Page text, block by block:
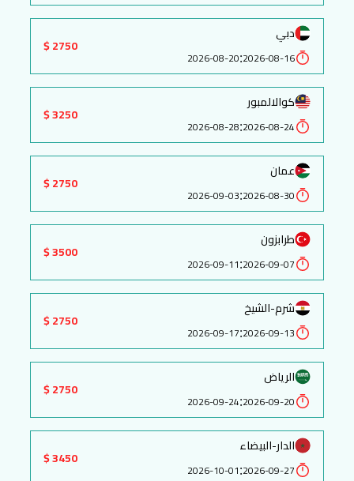
دبي
2026-08-16
:
2026-08-20
2750 $
كوالالمبور
2026-08-24
:
2026-08-28
3250 $
عمان
2026-08-30
:
2026-09-03
2750 $
طرابزون
2026-09-07
:
2026-09-11
3500 $
شرم-الشيخ
2026-09-13
:
2026-09-17
2750 $
الرياض
2026-09-20
:
2026-09-24
2750 $
الدار-البيضاء
2026-09-27
:
2026-10-01
3450 $